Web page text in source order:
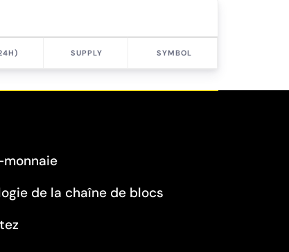
SUPPLY SYMBOL
de la chaîne de blocs